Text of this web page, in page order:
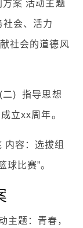
案 活动主题
会、活力
社会的道德风
二) 指导思想
立xx周年。
内容：选拔组
球比赛”。
主题：青春，